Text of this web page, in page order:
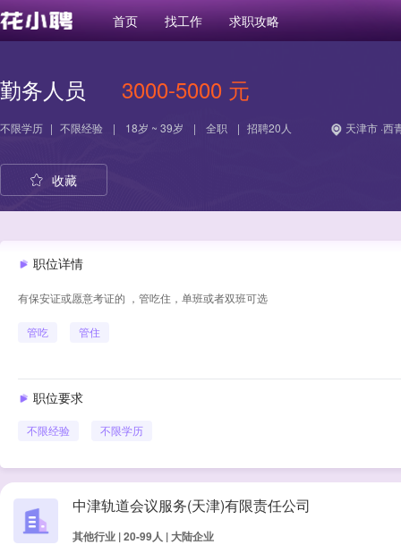
首页 找工作 求职攻略
勤务人员 3000-5000 元
不限学历 | 不限经验 | 18岁 ~ 39岁 | 全职 | 招聘20人 天津市 ·西
收藏
职位详情
有保安证或愿意考证的 ，管吃住，单班或者双班可选
管吃 管住
职位要求
不限经验 不限学历
中津轨道会议服务(天津)有限责任公司
其他行业 | 20-99人 | 大陆企业